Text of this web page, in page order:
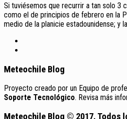
Si tuviésemos que recurrir a tan solo 3
como el de principios de febrero en la
medio de la planicie estadounidense; y
Meteochile Blog
Proyecto creado por un Equipo de
Soporte Tecnológico. Revisa más
Meteochile Blog © 2017. Todos